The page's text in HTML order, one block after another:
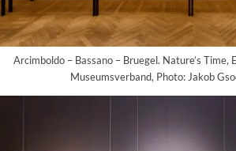
Arcimboldo – Bassano – Bruegel. Nature’s
Museumsverband, Photo: Jakob